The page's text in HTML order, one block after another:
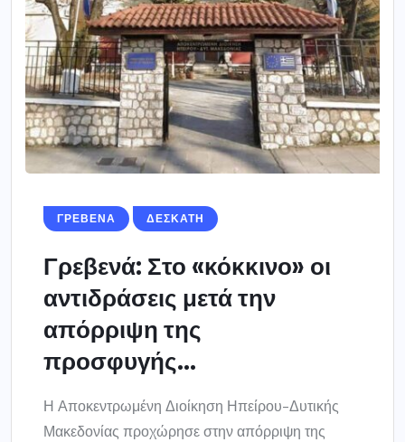
ΓΡΕΒΕΝΑ ΔΕΣΚΑΤΗ
Γρεβενά: Στο «κόκκινο» οι
αντιδράσεις μετά την
απόρριψη της
προσφυγής...
Η Αποκεντρωμένη Διοίκηση Ηπείρου-Δυτικής
Μακεδονίας προχώρησε στην απόρριψη της